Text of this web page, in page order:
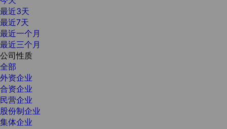
最近3天
最近7天
最近一个月
最近三个月
公司性质
全部
外资企业
合资企业
民营企业
股份制企业
集体企业